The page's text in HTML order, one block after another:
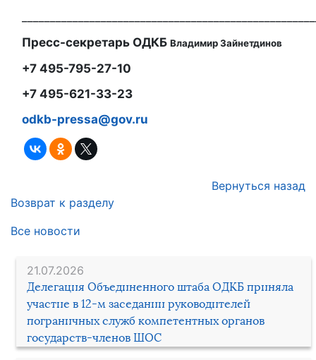
21.07.2026
Делегация Объединенного штаба ОДКБ приняла
участие в 12-м заседании руководителей
пограничных служб компетентных органов
государств-членов ШОС
Пресс-секретарь ОДКБ Владимир Зайнетдинов
+7 495-795-27-10
+7 495-621-33-23
odkb-pressa@gov.ru
Вернуться назад
Возврат к разделу
Все новости